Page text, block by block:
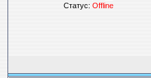
Статус:Offline